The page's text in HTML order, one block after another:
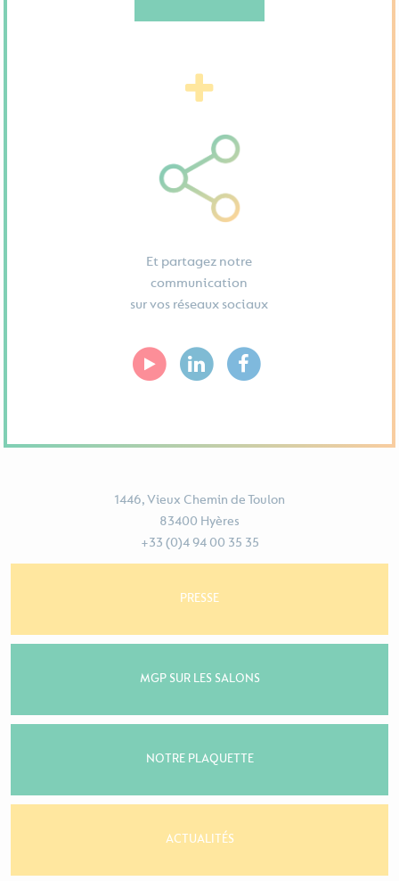
Et partagez notre
communication
sur vos réseaux sociaux
1446, Vieux Chemin de Toulon
83400 Hyères
+33 (0)4 94 00 35 35
PRESSE
MGP SUR LES SALONS
NOTRE PLAQUETTE
ACTUALITÉS